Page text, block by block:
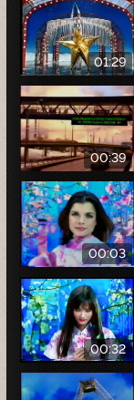
01:29
00:39
00:03
00:32